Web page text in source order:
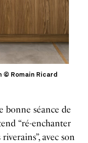
© Romain Ricard
bonne séance de
“ré-enchanter
avec son